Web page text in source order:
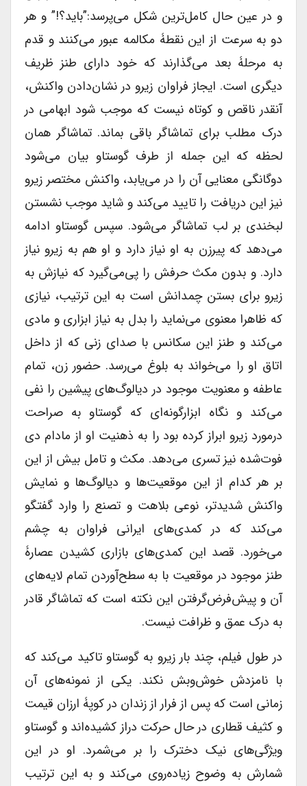
و در عین حال کامل‌ترین شکل می‌پرسد:”باید؟!” و هر
دو به سرعت از این نقطۀ مکالمه عبور می‌کنند و قدم
به مرحلۀ بعد می‌گذارند که خود دارای طنز ظریف
دیگری است. ایجاز فراوان زیرو در نشان‌دادن واکنش،
آنقدر ناقص و کوتاه نیست که موجب شود ابهامی در
درک مطلب برای تماشاگر باقی بماند. تماشاگر همان
لحظه‌ که این جمله از طرف گوستاو بیان می‌شود
دوگانگی معنایی آن را در می‌یابد، واکنش مختصر زیرو
نیز این دریافت را تایید می‌کند و شاید موجب نشستن
لبخندی بر لب تماشاگر می‌شود. سپس گوستاو ادامه
می‌دهد که پیرزن به او نیاز دارد و او هم به زیرو نیاز
دارد. و بدون مکث حرفش را پی‌می‌گیرد که نیازش به
زیرو برای بستن چمدانش است به این ترتیب، نیازی
که ظاهرا معنوی می‌نماید را بدل به نیاز ابزاری و مادی
می‌کند و طنز این سکانس با صدای زنی که از داخل
اتاق او را می‌خواند به بلوغ می‌رسد. حضور زن، تمام
عاطفه و معنویت موجود در دیالوگ‌های پیشین را نفی
می‌کند و نگاه ابزارگونه‌ای که گوستاو به صراحت
درمورد زیرو ابراز کرده بود را به ذهنیت او از مادام دی
فوت‌شده نیز تسری می‌دهد. مکث و تامل بیش از این
بر هر کدام از این موقعیت‌ها و دیالوگ‌ها و نمایش
واکنش شدیدتر، نوعی بلاهت و تصنع را وارد گفتگو
می‌کند که در کمدی‌های ایرانی فراوان به چشم
می‌خورد. قصد این کمدی‌های بازاری کشیدن عصارۀ
طنز موجود در موقعیت با به سطح‌آوردن تمام لایه‌های
آن و پیش‌فرض‌گرفتن این نکته است که تماشاگر قادر
به درک عمق و ظرافت نیست.
در طول فیلم، چند بار زیرو به گوستاو تاکید می‌کند که
با نامزدش خوش‌وبش نکند. یکی از نمونه‌های آن
زمانی است که پس از فرار از زندان در کوپۀ ارزان قیمت
و کثیف قطاری در حال حرکت دراز کشیده‌‌اند و گوستاو
ویژگی‌های نیک دخترک را بر می‌شمرد. او در این
شمارش به وضوح زیاده‌روی می‌کند و به این ترتیب